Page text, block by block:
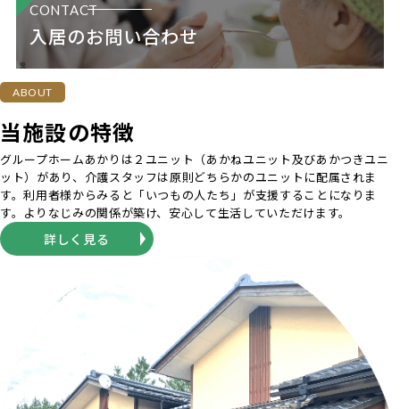
CONTACT
入居のお問い合わせ
ABOUT
当施設の特徴
グループホームあかりは２ユニット（あかねユニット及びあかつきユニ
ット）があり、介護スタッフは原則どちらかのユニットに配属されま
す。利用者様からみると「いつもの人たち」が支援することになりま
す。よりなじみの関係が築け、安心して生活していただけます。
詳しく見る